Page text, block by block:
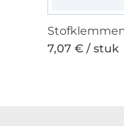
7,07 € / stuk